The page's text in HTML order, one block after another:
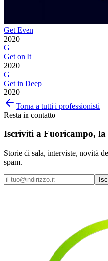
Get Even
2020
G
Get on It
2020
G
Get in Deep
2020
Torna a tutti i professionisti
Resta in contatto
Iscriviti a Fuoricampo, la
Storie di sala, interviste, novità
spam.